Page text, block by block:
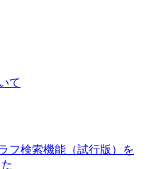
て
フ検索機能（試行版）を